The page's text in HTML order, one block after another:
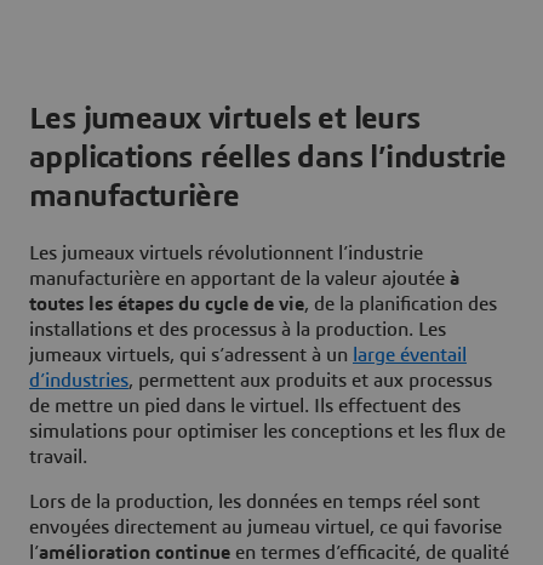
Les jumeaux virtuels et leurs
applications réelles dans l’industrie
manufacturière
Les jumeaux virtuels révolutionnent l’industrie
manufacturière en apportant de la valeur ajoutée à
toutes les étapes du cycle de vie, de la planification des
installations et des processus à la production. Les
jumeaux virtuels, qui s’adressent à un large éventail
d’industries, permettent aux produits et aux processus
de mettre un pied dans le virtuel. Ils effectuent des
simulations pour optimiser les conceptions et les flux de
travail.
Lors de la production, les données en temps réel sont
envoyées directement au jumeau virtuel, ce qui favorise
l’amélioration continue en termes d’efficacité, de qualité